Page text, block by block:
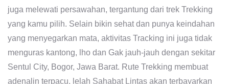
juga melewati persawahan, tergantung dari trek Trekking
yang kamu pilih. Selain bikin sehat dan punya keindahan
yang menyegarkan mata, aktivitas Tracking ini juga tidak
menguras kantong, lho dan Gak jauh-jauh dengan sekitar
Sentul City, Bogor, Jawa Barat. Rute Trekking membuat
adenalin terpacu, lelah Sahabat Lintas akan terbayarkan